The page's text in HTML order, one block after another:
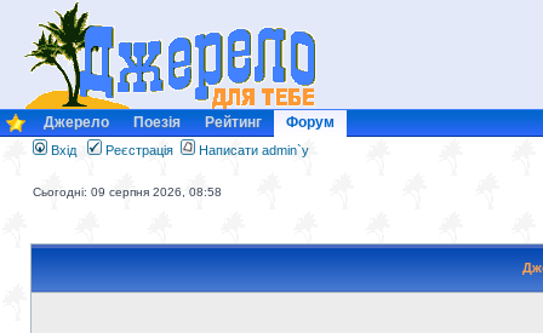
Джерело Поезія Рейтинг Форум
Вхід Реєстрація Написати admin`у
Сьогодні: 09 серпня 2026, 08:58